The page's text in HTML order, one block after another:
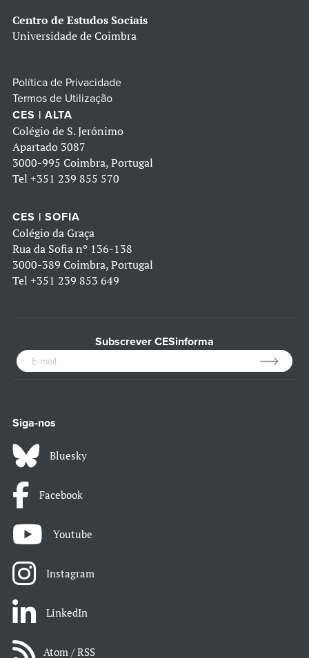
Centro de Estudos Sociais
Universidade de Coimbra
Política de Privacidade
Termos de Utilização
CES | ALTA
Colégio de S. Jerónimo
Apartado 3087
3000-995 Coimbra, Portugal
Tel +351 239 855 570
CES | SOFIA
Colégio da Graça
Rua da Sofia nº 136-138
3000-389 Coimbra, Portugal
Tel +351 239 853 649
Subscrever CESinforma
Siga-nos
Bluesky
Facebook
Youtube
Instagram
LinkedIn
Atom / RSS